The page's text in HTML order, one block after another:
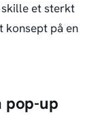
skille et sterkt
konsept på en
pop-up